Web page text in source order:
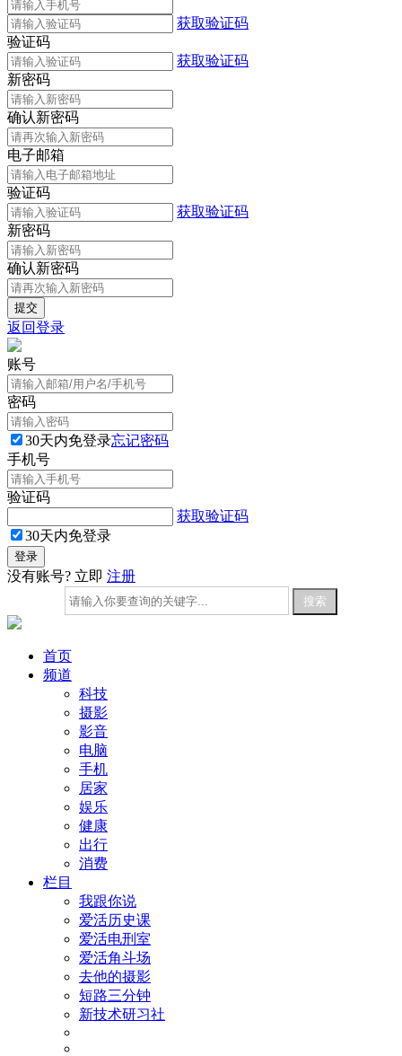
获取验证码
验证码
获取验证码
新密码
确认新密码
电子邮箱
验证码
获取验证码
新密码
确认新密码
返回登录
账号
密码
30天内免登录忘记密码
手机号
验证码
获取验证码
30天内免登录
没有账号? 立即 注册
首页
频道
科技
摄影
影音
电脑
手机
居家
娱乐
健康
出行
消费
栏目
我跟你说
爱活历史课
爱活电刑室
爱活角斗场
去他的摄影
短路三分钟
新技术研习社